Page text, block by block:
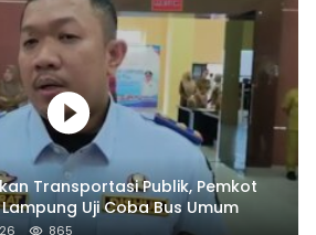
Transportasi Publik, Pemkot
Uji Coba Bus Umum
865